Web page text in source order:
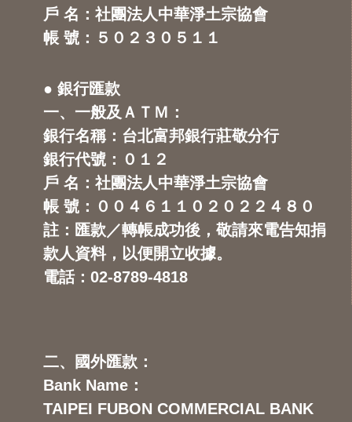
戶 名：社團法人中華淨土宗協會
帳 號：５０２３０５１１
● 銀行匯款
一、一般及ＡＴＭ：
銀行名稱：台北富邦銀行莊敬分行
銀行代號：０１２
戶 名：社團法人中華淨土宗協會
帳 號：００４６１１０２０２２４８０
註：匯款／轉帳成功後，敬請來電告知捐
款人資料，以便開立收據。
電話：02-8789-4818
二、國外匯款：
Bank Name：
TAIPEI FUBON COMMERCIAL BANK